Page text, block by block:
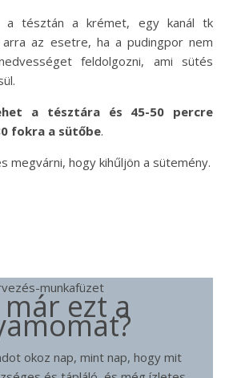
a tésztán a krémet, egy kanál tk
az esetre, ha a pudingpor nem
feldolgozni, ami sütés
a tésztára és 45-50 percre
fokra a sütőbe.
megvárni, hogy kihűljön a sütemény.
ezt a
okoz nap, mint nap, hogy mit